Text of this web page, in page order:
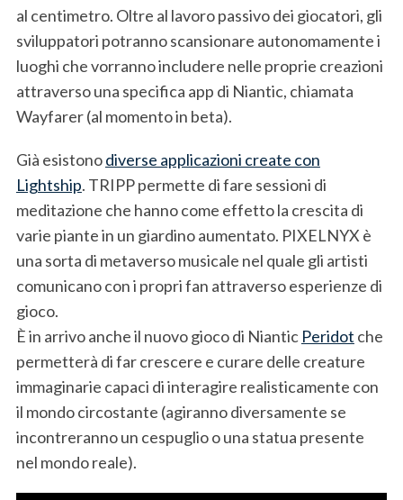
al centimetro. Oltre al lavoro passivo dei giocatori, gli
sviluppatori potranno scansionare autonomamente i
luoghi che vorranno includere nelle proprie creazioni
attraverso una specifica app di Niantic, chiamata
Wayfarer (al momento in beta).
Già esistonodiverse applicazioni create con
Lightship. TRIPP permette di fare sessioni di
meditazione che hanno come effetto la crescita di
varie piante in un giardino aumentato. PIXELNYX è
una sorta di metaverso musicale nel quale gli artisti
comunicano con i propri fan attraverso esperienze di
gioco.
È in arrivo anche il nuovo gioco di Niantic Peridot che
permetterà di far crescere e curare delle creature
immaginarie capaci di interagire realisticamente con
il mondo circostante (agiranno diversamente se
incontreranno un cespuglio o una statua presente
nel mondo reale).
S
e
a
c
h
o
r